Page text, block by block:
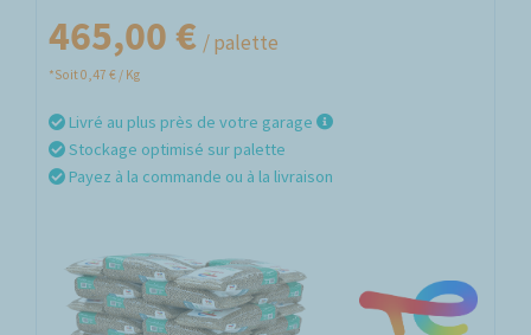
465,00 € / palette
*Soit 0,47 € / Kg
Livré au plus près de votre garage
Stockage optimisé sur palette
Payez à la commande ou à la livraison